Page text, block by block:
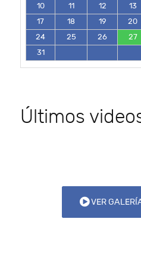
10
11 12 13
17
18 19 20
24
25 26 27
31
Últimos
VER